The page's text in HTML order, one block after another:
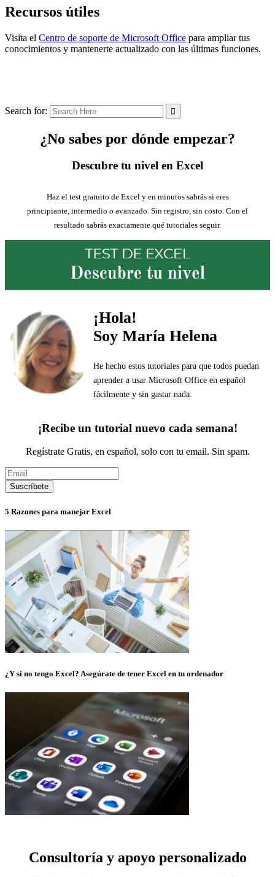
Recursos útiles
Visita el Centro de soporte de Microsoft Office para ampliar tus
conocimientos y mantenerte actualizado con las últimas funciones.
Search for:
¿No sabes por dónde empezar?
Descubre tu nivel en Excel
Haz el test gratuito de Excel y en minutos sabrás si eres
principiante, intermedio o avanzado. Sin registro, sin costo. Con el
resultado sabrás exactamente qué tutoriales seguir.
¡Hola!
Soy María Helena
He hecho estos tutoriales para que todos puedan
aprender a usar Microsoft Office en español
fácilmente y sin gastar nada.
¡Recibe un tutorial nuevo cada semana!
Regístrate Gratis, en español, solo con tu email. Sin spam.
5 Razones para manejar Excel
¿Y si no tengo Excel? Asegúrate de tener Excel en tu ordenador
Consultoría y apoyo personalizado